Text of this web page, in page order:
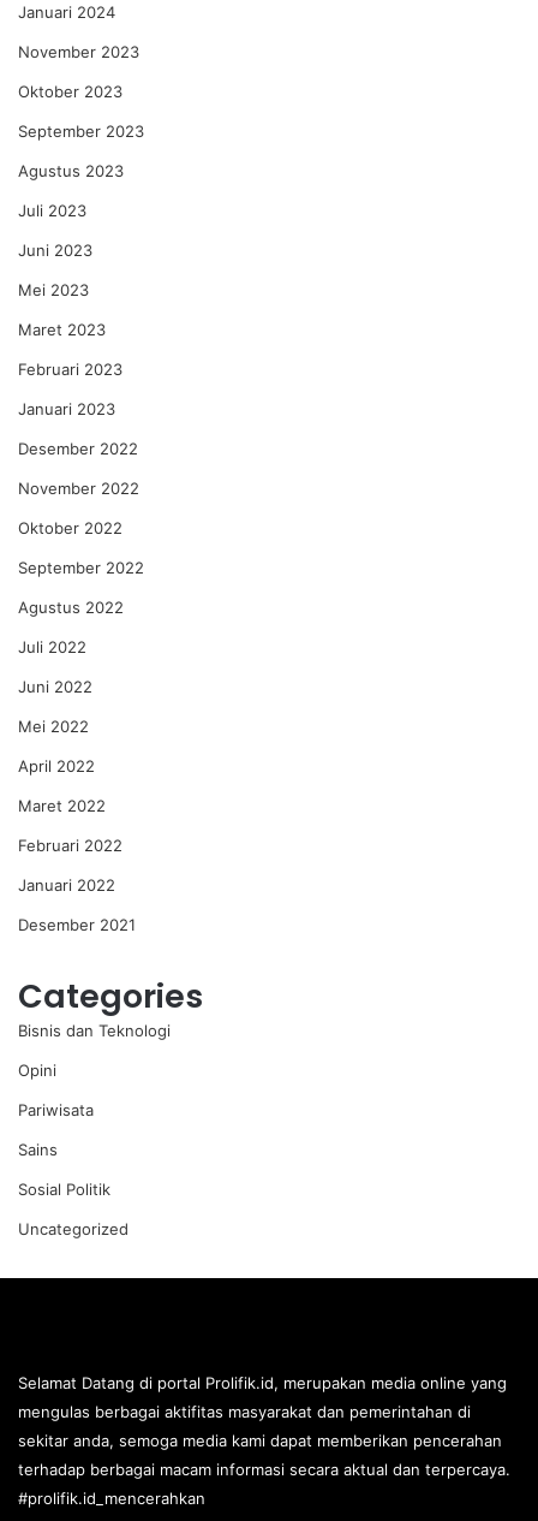
Januari 2024
November 2023
Oktober 2023
September 2023
Agustus 2023
Juli 2023
Juni 2023
Mei 2023
Maret 2023
Februari 2023
Januari 2023
Desember 2022
November 2022
Oktober 2022
September 2022
Agustus 2022
Juli 2022
Juni 2022
Mei 2022
April 2022
Maret 2022
Februari 2022
Januari 2022
Desember 2021
Categories
Bisnis dan Teknologi
Opini
Pariwisata
Sains
Sosial Politik
Uncategorized
Selamat Datang di portal Prolifik.id, merupakan media online yang
mengulas berbagai aktifitas masyarakat dan pemerintahan di
sekitar anda, semoga media kami dapat memberikan pencerahan
terhadap berbagai macam informasi secara aktual dan terpercaya.
#prolifik.id_mencerahkan